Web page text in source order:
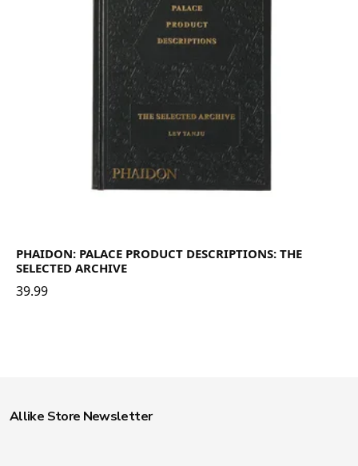
PHAIDON: PALACE PRODUCT DESCRIPTIONS: THE
SELECTED ARCHIVE
39.99
Allike Store Newsletter